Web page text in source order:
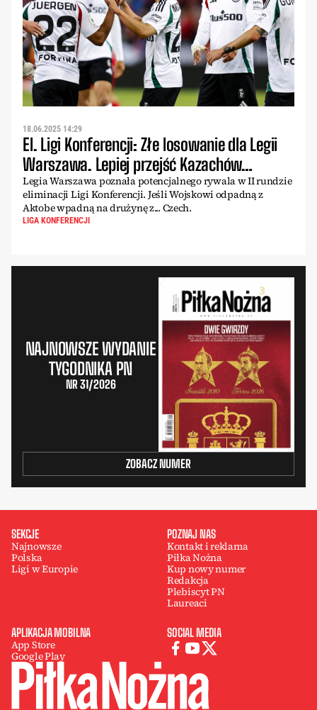
18.06.2025 14:29
El. Ligi Konferencji: Złe losowanie dla Legii
Warszawa. Lepiej przejść Kazachów…
Legia Warszawa poznała potencjalnego rywala w II rundzie
eliminacji Ligi Konferencji. Jeśli Wojskowi odpadną z
Aktobe wpadną na drużynę z... Czech.
LIGA KONFERENCJI
NAJNOWSZE WYDANIE
TYGODNIKA PN
NR 31/2026
ZOBACZ NUMER
SEKCJE
Najnowsze
Polska
Ligi w Europie
POZNAJ NAS
Kontakt i reklama
Piłka Nożna
Kup nowy numer
Redakcja
Plebiscyt PN
Laureaci
APLIKACJA MOBILNA
App Store
Google Play
SOCIAL MEDIA